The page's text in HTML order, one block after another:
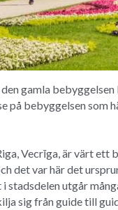
gamla
på bebyggelsen som
Vecrīga, är värt ett
det var här det
utgår
sig från guide till